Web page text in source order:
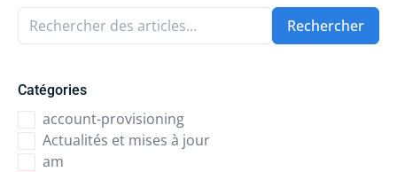
Rechercher des articles... Rechercher
Catégories
account-provisioning
Actualités et mises à jour
am